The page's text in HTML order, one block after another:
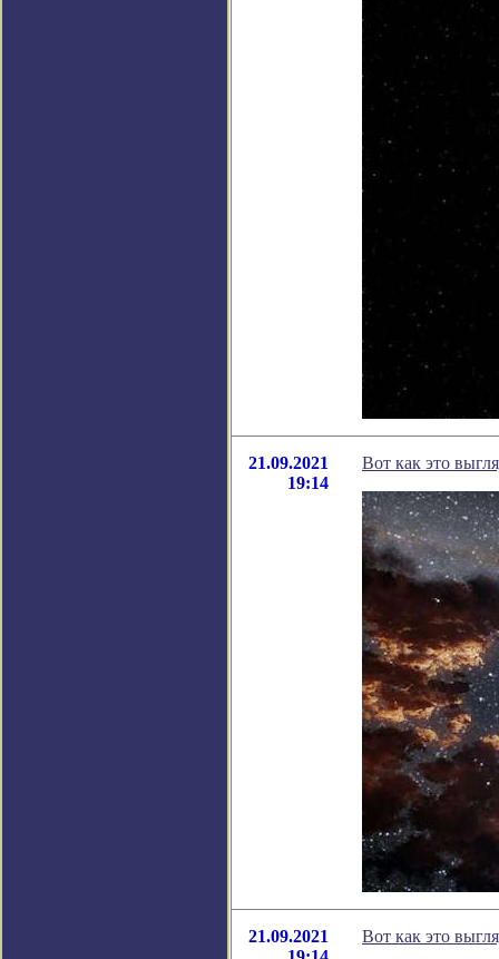
21.09.2021
19:14
Вот как это
21.09.2021
Вот как это